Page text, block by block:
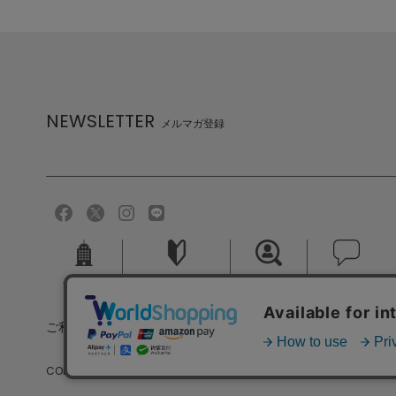
NEWSLETTER メルマガ登録
会社概要 ご利用ガイド 採用情報 お問い合せ
ご利用規約 個人情報保護方針
COPYRIGHT (C) MELROSE CO.,LTD.ALL RIGHTS RESERVED.